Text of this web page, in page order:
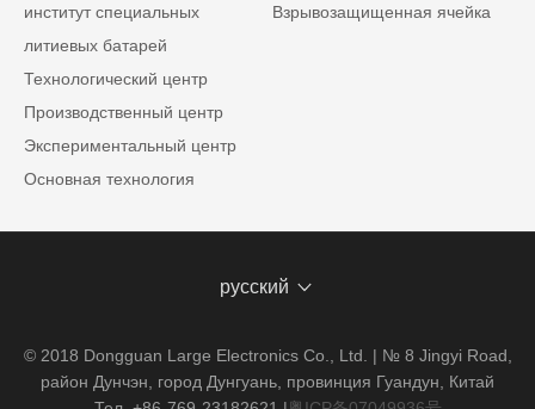
институт специальных
литиевых батарей
Технологический центр
Производственный центр
Экспериментальный центр
Основная технология
Взрывозащищенная ячейка
русский
© 2018 Dongguan Large Electronics Co., Ltd. | № 8 Jingyi Road,
район Дунчэн, город Дунгуань, провинция Гуандун, Китай